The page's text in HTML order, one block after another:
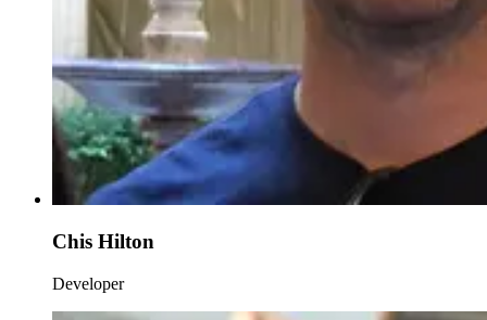
Chis Hilton
Developer